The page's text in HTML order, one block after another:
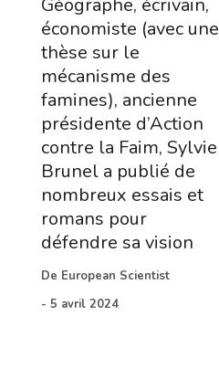
Géographe, écrivain,
économiste (avec une
thèse sur le
mécanisme des
famines), ancienne
présidente d’Action
contre la Faim, Sylvie
Brunel a publié de
nombreux essais et
romans pour
défendre sa vision
De European Scientist
- 5 avril 2024